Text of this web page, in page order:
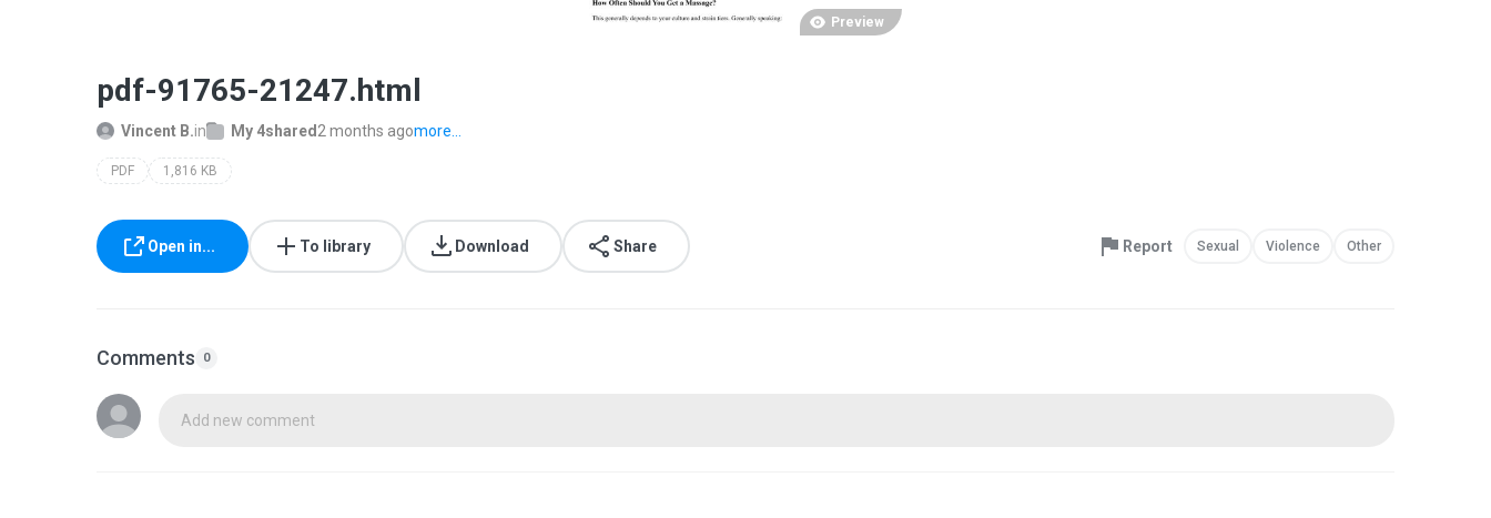
Preview
pdf-91765-21247.html
Vincent B.in My 4shared 2 months agomore...
PDF 1,816 KB
Open in... To library Download Share Report Sexual Violence Other
Comments 0
Add new comment